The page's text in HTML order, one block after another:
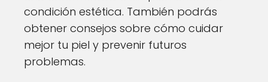
condición estética. También podrás
obtener consejos sobre cómo cuidar
mejor tu piel y prevenir futuros
problemas.